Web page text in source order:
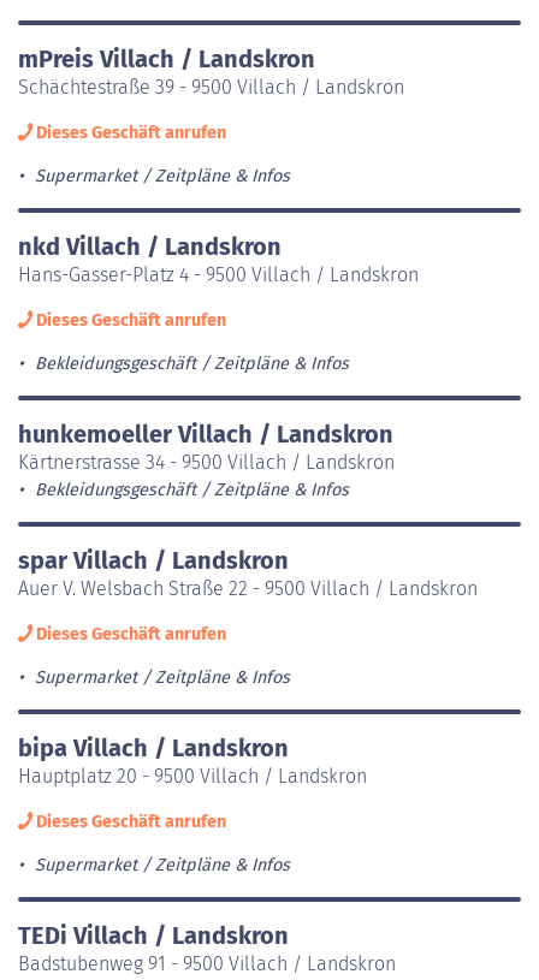
mPreis Villach / Landskron
Schächtestraße 39 - 9500 Villach / Landskron
Dieses Geschäft anrufen
Supermarket Zeitpläne & Infos
nkd Villach / Landskron
Hans-Gasser-Platz 4 - 9500 Villach / Landskron
Dieses Geschäft anrufen
Bekleidungsgeschäft Zeitpläne & Infos
hunkemoeller Villach / Landskron
Kärtnerstrasse 34 - 9500 Villach / Landskron
Bekleidungsgeschäft Zeitpläne & Infos
spar Villach / Landskron
Auer V. Welsbach Straße 22 - 9500 Villach / Landskron
Dieses Geschäft anrufen
Supermarket Zeitpläne & Infos
bipa Villach / Landskron
Hauptplatz 20 - 9500 Villach / Landskron
Dieses Geschäft anrufen
Supermarket Zeitpläne & Infos
TEDi Villach / Landskron
Badstubenweg 91 - 9500 Villach / Landskron